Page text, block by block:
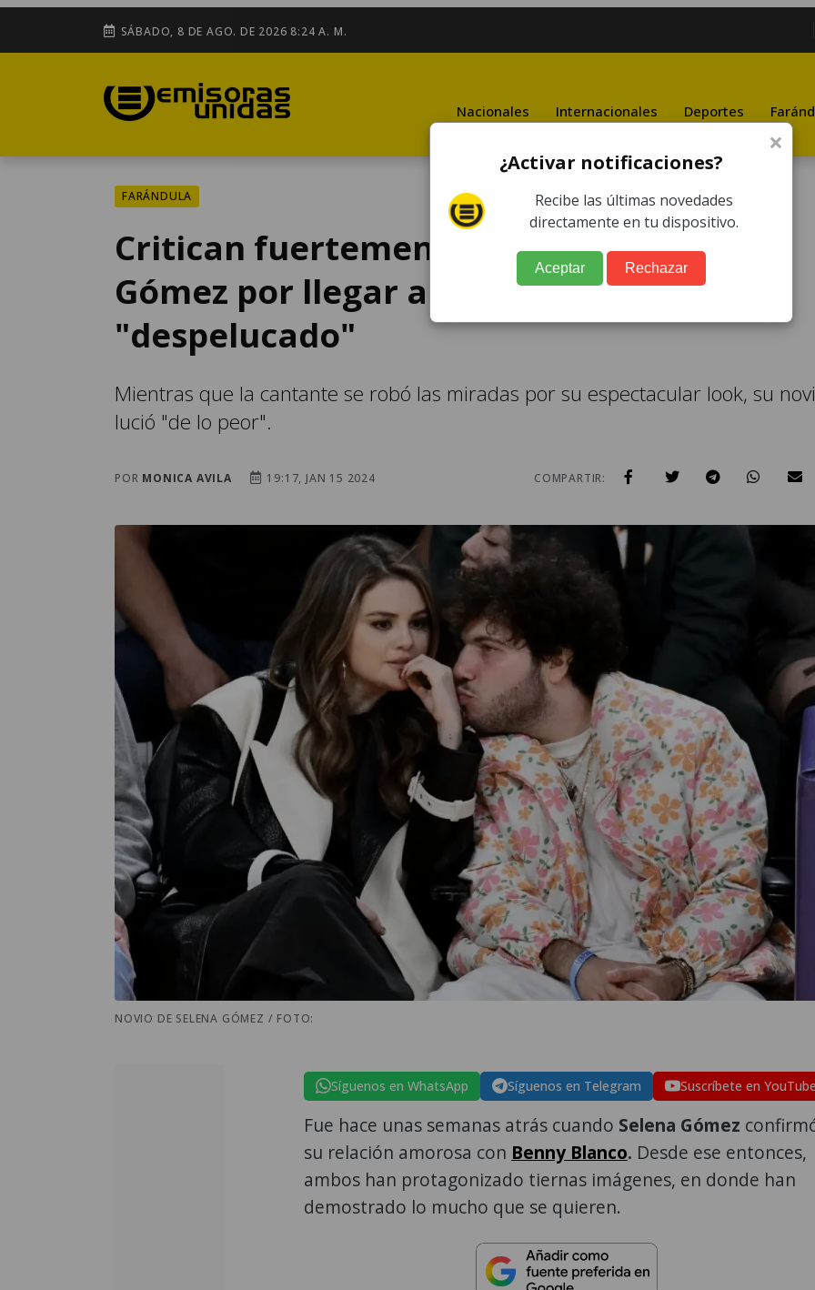
SÁBADO, 8 DE AGO. DE 2026 8:24 A. M.
Nacionales Internacionales Deportes
FARÁNDULA
Critican fuertemente al novio de Selena
Gómez por llegar a gala de Emmys todo
"despelucado"
Mientras que la cantante se robó las miradas por su espectacular look, su
lució "de lo peor".
POR MONICA AVILA 19:17, JAN 15 2024 COMPARTIR:
NOVIO DE SELENA GÓMEZ / FOTO:
Síguenos en WhatsApp Síguenos en Telegram Suscríbete en
Fue hace unas semanas atrás cuando Selena Gómez
su relación amorosa con Benny Blanco. Desde ese entonces,
ambos han protagonizado tiernas imágenes, en donde han
demostrado lo mucho que se quieren.
×
¿Activar notificaciones?
Recibe las últimas novedades
directamente en tu dispositivo.
Aceptar Rechazar